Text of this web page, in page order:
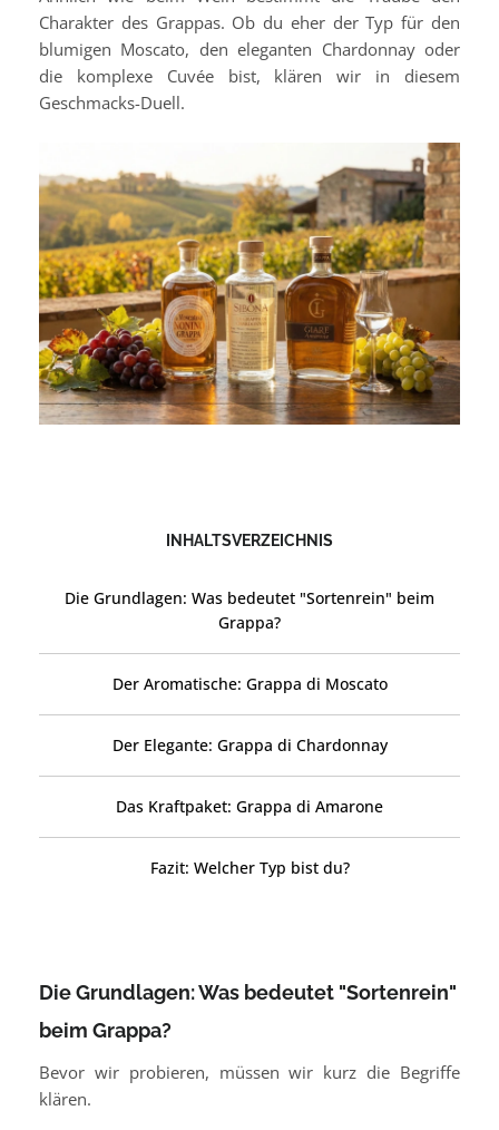
Charakter des Grappas. Ob du eher der Typ für den
blumigen Moscato, den eleganten Chardonnay oder
die komplexe Cuvée bist, klären wir in diesem
Geschmacks-Duell.
INHALTSVERZEICHNIS
Die Grundlagen: Was bedeutet "Sortenrein" beim
Grappa?
Der Aromatische: Grappa di Moscato
Der Elegante: Grappa di Chardonnay
Das Kraftpaket: Grappa di Amarone
Fazit: Welcher Typ bist du?
Die Grundlagen: Was bedeutet "Sortenrein"
beim Grappa?
Bevor wir probieren, müssen wir kurz die Begriffe
klären.